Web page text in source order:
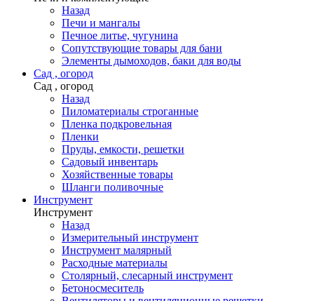
Назад
Печи и мангалы
Печное литье, чугунина
Сопутствующие товары для бани
Элементы дымоходов, баки для воды
Сад , огород
Сад , огород
Назад
Пиломатериалы строганные
Пленка подкровельная
Пленки
Пруды, емкости, решетки
Садовый инвентарь
Хозяйственные товары
Шланги поливочные
Инструмент
Инструмент
Назад
Измерительный инструмент
Инструмент малярный
Расходные материалы
Столярный, слесарный инструмент
Бетоносмеситель